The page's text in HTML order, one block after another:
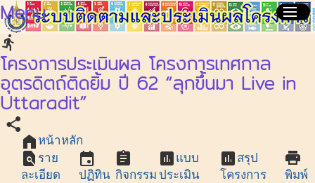
menu
Menu
directions_run
โครงการประเมินผล โครงการเทศกาล
อุตรดิตถ์ติดยิ้ม ปี 62 “ลุกขึ้นมา Live in
Uttaradit”
share
home หน้าหลัก
find_in_page ราย
ละเอียด
event
ปฏิทิน
assignment
กิจกรรม
assessment แบบ
ประเมิน
assessment สรุป
โครงการ
print
พิมพ์